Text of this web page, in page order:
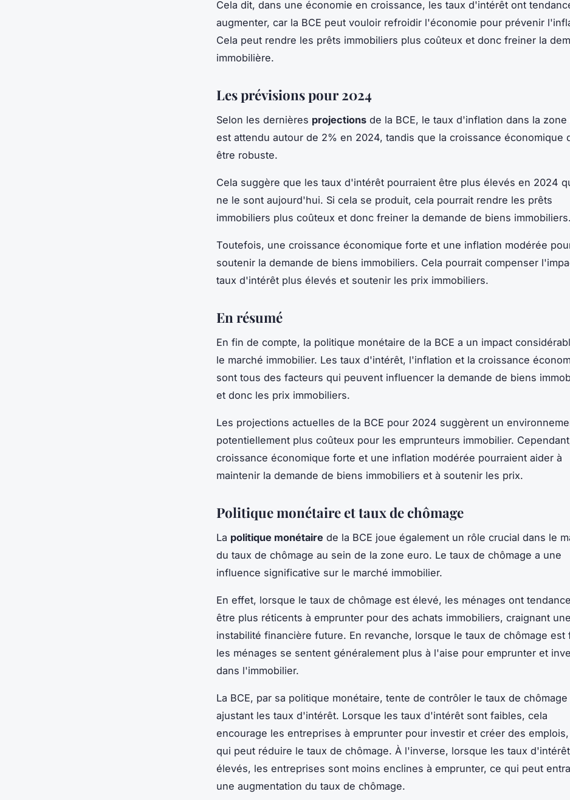
Cela dit, dans une économie en croissance, les taux d'intérêt ont
augmenter, car la BCE peut vouloir refroidir l'économie pour prévenir
Cela peut rendre les prêts immobiliers plus coûteux et donc freiner la
immobilière.
Les prévisions pour 2024
Selon les dernières projections de la BCE, le taux d'inflation dans la zone
est attendu autour de 2% en 2024, tandis que la croissance économique
être robuste.
Cela suggère que les taux d'intérêt pourraient être plus élevés en 2024
ne le sont aujourd'hui. Si cela se produit, cela pourrait rendre les prêts
immobiliers plus coûteux et donc freiner la demande de biens immobiliers.
Toutefois, une croissance économique forte et une inflation modérée
soutenir la demande de biens immobiliers. Cela pourrait compenser
taux d'intérêt plus élevés et soutenir les prix immobiliers.
En résumé
En fin de compte, la politique monétaire de la BCE a un impact
le marché immobilier. Les taux d'intérêt, l'inflation et la croissance
sont tous des facteurs qui peuvent influencer la demande de biens
et donc les prix immobiliers.
Les projections actuelles de la BCE pour 2024 suggèrent un
potentiellement plus coûteux pour les emprunteurs immobilier.
croissance économique forte et une inflation modérée pourraient aider à
maintenir la demande de biens immobiliers et à soutenir les prix.
Politique monétaire et taux de chômage
La politique monétaire de la BCE joue également un rôle crucial dans le
du taux de chômage au sein de la zone euro. Le taux de chômage a une
influence significative sur le marché immobilier.
En effet, lorsque le taux de chômage est élevé, les ménages ont
être plus réticents à emprunter pour des achats immobiliers, craignant une
instabilité financière future. En revanche, lorsque le taux de chômage est
les ménages se sentent généralement plus à l'aise pour emprunter et
dans l'immobilier.
La BCE, par sa politique monétaire, tente de contrôler le taux de chômage
ajustant les taux d'intérêt. Lorsque les taux d'intérêt sont faibles, cela
encourage les entreprises à emprunter pour investir et créer des
qui peut réduire le taux de chômage. À l'inverse, lorsque les taux
élevés, les entreprises sont moins enclines à emprunter, ce qui peut
une augmentation du taux de chômage.